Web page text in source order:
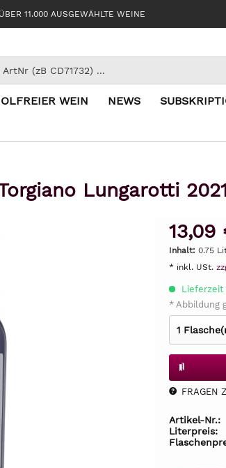
ÜBER 11.000 AUSGEWÄHLTE WEINE
WEIN NEWS
Lungarotti
Inhalt: 0.75
* inkl. USt.
Lieferzeit
* Abbildung
FRAGEN
Artikel-Nr.:
Literpreis: